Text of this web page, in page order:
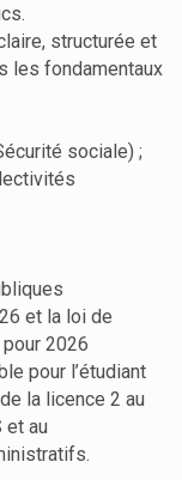
structurée et
les fondamentaux
sociale) ;
et la loi de
2026
pour l’étudiant
la licence 2 au
et au